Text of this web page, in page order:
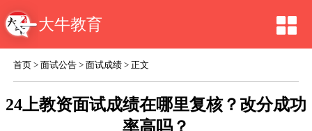
大牛教育
首页 >面试公告 >面试成绩 > 正文
24上教资面试成绩在哪里复核？改分成功
率高吗？